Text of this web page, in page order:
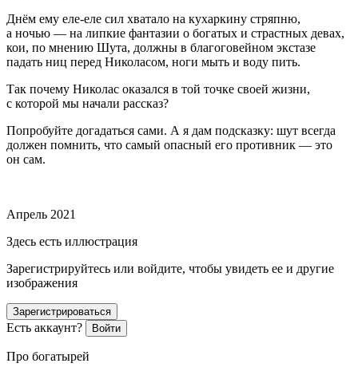
Днём ему еле-еле сил хватало на кухаркину стряпню,
а ночью — на липкие фантазии о богатых и страстных девах,
кои, по мнению Шута, должны в благоговейном экстазе
падать ниц перед Николасом, ноги мыть и воду пить.
Так почему Николас оказался в той точке своей жизни,
с которой мы начали рассказ?
Попробуйте догадаться сами. А я дам подсказку: шут всегда
должен помнить, что самый опасный его противник — это
он сам.
Апрель 2021
Здесь есть иллюстрация
Зарегистрируйтесь или войдите, чтобы увидеть ее и другие
изображения
Зарегистрироваться
Есть аккаунт? Войти
Про богатырей